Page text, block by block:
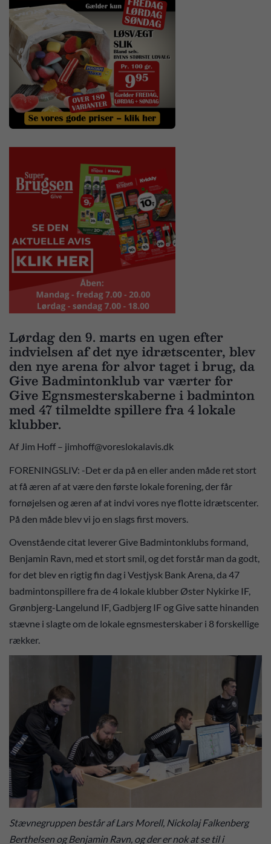
Lørdag den 9. marts en ugen efter
indvielsen af det nye idrætscenter, blev
den nye arena for alvor taget i brug, da
Give Badmintonklub var værter for
Give Egnsmesterskaberne i badminton
med 47 tilmeldte spillere fra 4 lokale
klubber.
Af Jim Hoff – jimhoff@voreslokalavis.dk
FORENINGSLIV: -Det er da på en eller anden måde ret stort
at få æren af at være den første lokale forening, der får
fornøjelsen og æren af at indvi vores nye flotte idrætscenter.
På den måde blev vi jo en slags first movers.
Ovenstående citat leverer Give Badmintonklubs formand,
Benjamin Ravn, med et stort smil, og det forstår man da godt,
for det blev en rigtig fin dag i Vestjysk Bank Arena, da 47
badmintonspillere fra de 4 lokale klubber Øster Nykirke IF,
Grønbjerg-Langelund IF, Gadbjerg IF og Give satte hinanden
stævne i slagte om de lokale egnsmesterskaber i 8 forskellige
rækker.
Stævnegruppen består af Lars Morell, Nickolaj Falkenberg
Berthelsen og Benjamin Ravn, og der er nok at se til i